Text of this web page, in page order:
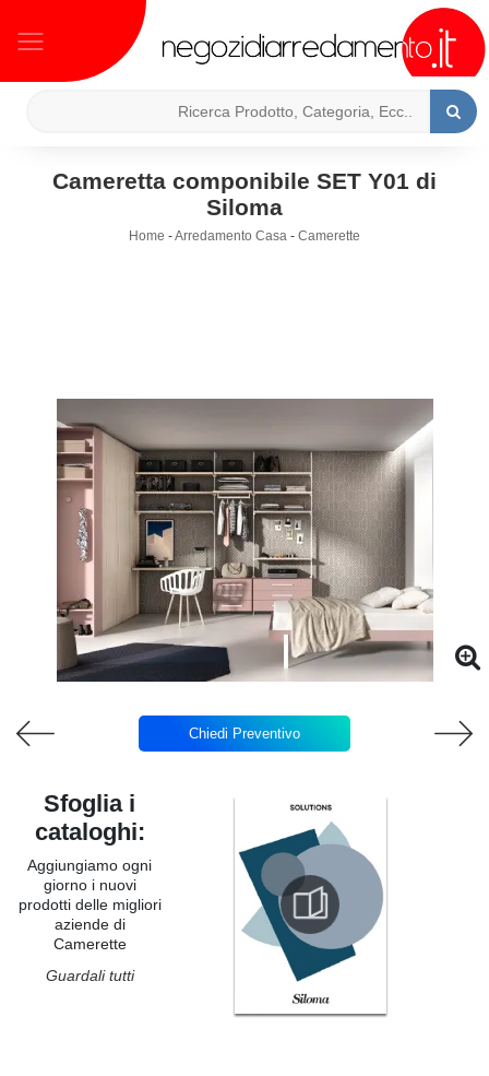
Cameretta componibile SET Y01 di
Siloma
Home -Arredamento Casa - Camerette
Chiedi Preventivo
Sfoglia i
cataloghi:
Aggiungiamo ogni
giorno i nuovi
prodotti delle migliori
aziende di
Camerette
Guardali tutti